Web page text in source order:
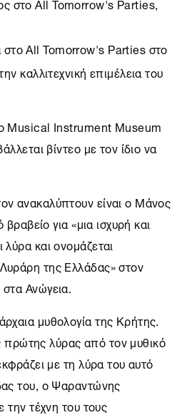
στο All Tomorrow's Parties στο
καλλιτεχνική επιμέλεια του
Musical Instrument Museum
βίντεο με τον ίδιο να
ανακαλύπτουν είναι ο Μάνος
για «μια ισχυρή και
και ονομάζεται
της Ελλάδας» στον
Ανώγεια.
μυθολογία της Κρήτης.
πρώτης λύρας από τον μυθικό
με τη λύρα του αυτό
του, ο Ψαραντώνης
την τέχνη του τους